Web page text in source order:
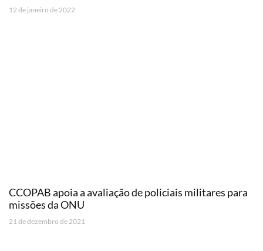
12 de janeiro de 2022
CCOPAB apoia a avaliação de policiais militares para
missões da ONU
21 de dezembro de 2021